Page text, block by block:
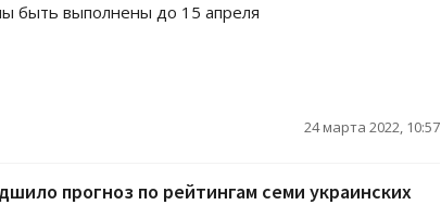
быть выполнены до 15 апреля
24 марта 2022, 10:57
прогноз по рейтингам семи украинских